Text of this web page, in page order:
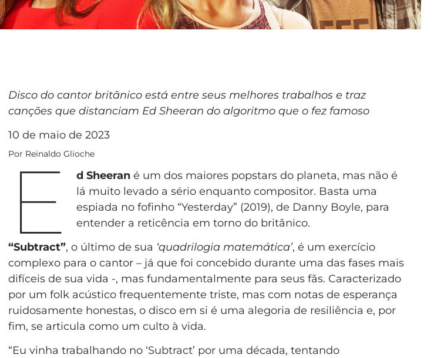
Disco do cantor britânico está entre seus melhores trabalhos e traz
canções que distanciam Ed Sheeran do algoritmo que o fez famoso
10 de maio de 2023
Por Reinaldo Glioche
E d Sheerané um dos maiores popstars do planeta, mas não é
lá muito levado a sério enquanto compositor. Basta uma
espiada no fofinho “Yesterday” (2019), de Danny Boyle, para
entender a reticência em torno do britânico.
“Subtract”, o último de sua ‘quadrilogia matemática’, é um exercício
complexo para o cantor – já que foi concebido durante uma das fases mais
difíceis de sua vida -, mas fundamentalmente para seus fãs. Caracterizado
por um folk acústico frequentemente triste, mas com notas de esperança
ruidosamente honestas, o disco em si é uma alegoria de resiliência e, por
fim, se articula como um culto à vida.
“Eu vinha trabalhando no ‘Subtract’ por uma década, tentando